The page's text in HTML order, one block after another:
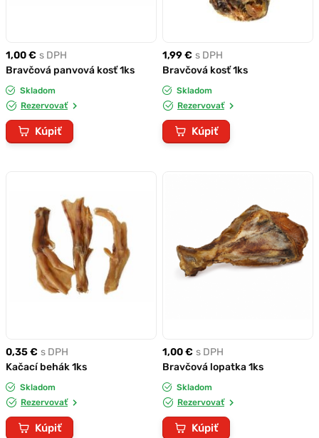
1,00 € s DPH
Bravčová panvová kosť 1ks
Skladom
Rezervovať
Kúpiť
1,99 € s DPH
Bravčová kosť 1ks
Skladom
Rezervovať
Kúpiť
0,35 € s DPH
Kačací behák 1ks
Skladom
Rezervovať
Kúpiť
1,00 € s DPH
Bravčová lopatka 1ks
Skladom
Rezervovať
Kúpiť